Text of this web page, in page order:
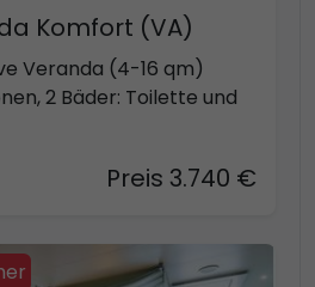
Komfort (VA)
Veranda (4-16 qm)
2 Bäder: Toilette und
Preis 3.740 €